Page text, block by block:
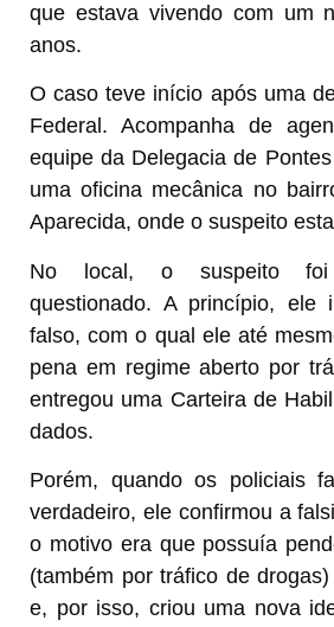
que estava vivendo com um
anos.
O caso teve início após uma
Federal. Acompanha de
equipe da Delegacia de
uma oficina mecânica no
Aparecida, onde o suspeito
No local, o suspeito foi
questionado. A princípio, ele
falso, com o qual ele até
pena em regime aberto por
entregou uma Carteira de
dados.
Porém, quando os policiais
verdadeiro, ele confirmou a
o motivo era que possuía
(também por tráfico de
e, por isso, criou uma nova